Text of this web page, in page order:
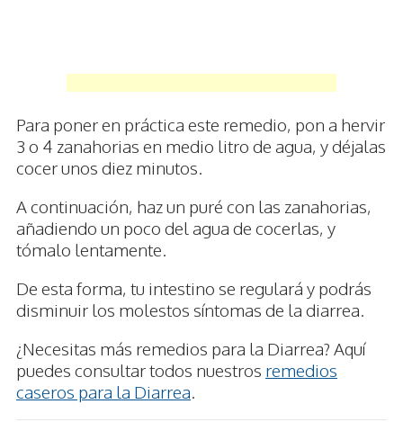
Para poner en práctica este remedio, pon a hervir
3 o 4 zanahorias en medio litro de agua, y déjalas
cocer unos diez minutos.
A continuación, haz un puré con las zanahorias,
añadiendo un poco del agua de cocerlas, y
tómalo lentamente.
De esta forma, tu intestino se regulará y podrás
disminuir los molestos síntomas de la diarrea.
¿Necesitas más remedios para la Diarrea? Aquí
puedes consultar todos nuestros remedios
caseros para la Diarrea